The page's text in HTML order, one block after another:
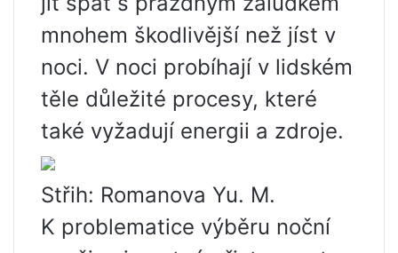
mnohem škodlivější než jíst v
noci. V noci probíhají v lidském
těle důležité procesy, které
také vyžadují energii a zdroje.
Střih: Romanova Yu. M.
K problematice výběru noční